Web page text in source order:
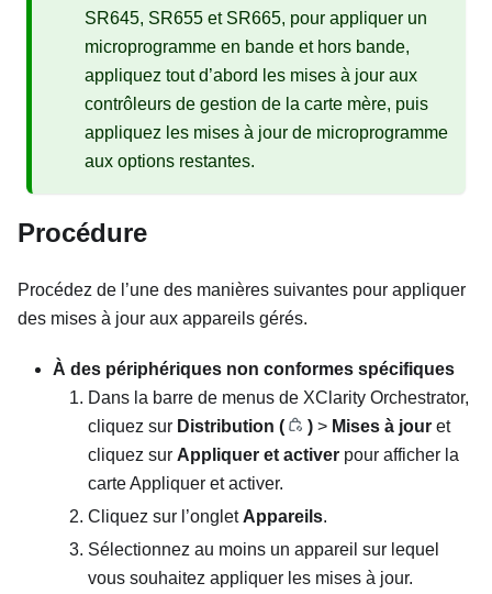
SR645, SR655 et SR665, pour appliquer un
microprogramme en bande et hors bande,
appliquez tout d’abord les mises à jour aux
contrôleurs de gestion de la carte mère, puis
appliquez les mises à jour de microprogramme
aux options restantes.
Procédure
Procédez de l’une des manières suivantes pour appliquer
des mises à jour aux appareils gérés.
À des périphériques non conformes spécifiques
Dans la barre de menus de XClarity Orchestrator,
cliquez sur Distribution ( ) > Mises à jour et
cliquez sur Appliquer et activer pour afficher la
carteAppliquer et activer.
Cliquez sur l’onglet Appareils.
Sélectionnez au moins un appareil sur lequel
vous souhaitez appliquer les mises à jour.